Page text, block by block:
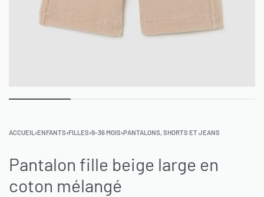
ACCUEIL ›ENFANTS›FILLES›9-36 MOIS›PANTALONS, SHORTS ET JEANS
Pantalon fille beige large en
coton mélangé